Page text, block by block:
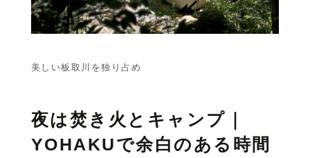
美しい板取川を独り占め
夜は焚き火とキャンプ｜
YOHAKUで余白のある時間